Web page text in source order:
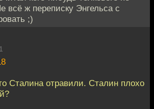
всё ж переписку Энгельса с
;)
Сталина отравили. Сталин плохо